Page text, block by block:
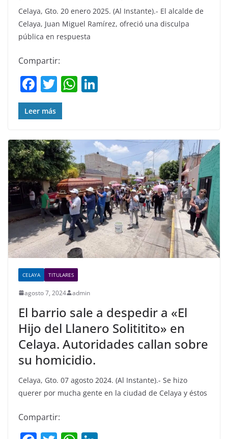
Celaya, Gto. 20 enero 2025. (Al Instante).- El alcalde de
Celaya, Juan Miguel Ramírez, ofreció una disculpa
pública en respuesta
Compartir:
F
a
c
b
o
o
k
T
w
itt
W
A
p
p
dI
n
Leer más
CELAYA TITULARES
agosto 7, 2024 admin
El barrio sale a despedir a «El
Hijo del Llanero Solititito» en
Celaya. Autoridades callan sobre
su homicidio.
Celaya, Gto. 07 agosto 2024. (Al Instante).- Se hizo
querer por mucha gente en la ciudad de Celaya y éstos
Compartir: